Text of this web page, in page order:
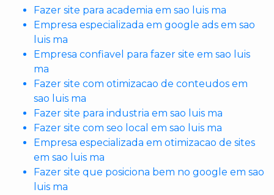
Fazer site para academia em sao luis ma
Empresa especializada em google ads em sao
luis ma
Empresa confiavel para fazer site em sao luis
ma
Fazer site com otimizacao de conteudos em
sao luis ma
Fazer site para industria em sao luis ma
Fazer site com seo local em sao luis ma
Empresa especializada em otimizacao de sites
em sao luis ma
Fazer site que posiciona bem no google em sao
luis ma